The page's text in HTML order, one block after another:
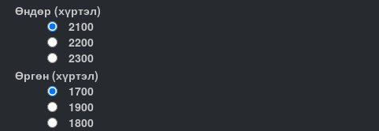
Өндөр (хүртэл)
2100
2200
2300
Өргөн (хүртэл)
1700
1900
1800